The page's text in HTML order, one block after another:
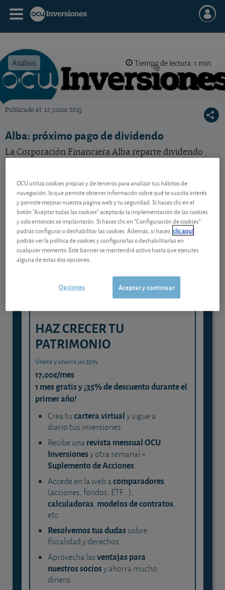
Análisis Tiempo de lectura: 1 min.
Publicado el 12 junio 2015
Alba: próximo pago de dividendo
La Corporación Financiera Alba reparte dividendo
Contenido reservado a SOCIOS
Gestiona tu dinero con visión
experta
y consigue que cada euro trabaje
HAZ CRECER TU
PATRIMONIO
Únete y ahorra un 35%
17,00€/mes
1 mes gratis y ¡35% de descuento durante el
primer año!
Crea tucartera virtualy sigue a
diario tus inversiones.
Recibe unarevista mensual OCU
Inversionesy otra semanal +
Suplemento de Acciones.
Accede en la web acomparadores
(acciones, fondos, ETF...),
calculadoras, modelos de contratos,
etc.
Resolvemos tus dudassobre
fiscalidad y derechos.
Aprovecha lasventajas para
nuestros sociosy ahorra mucho
dinero.
OCU utiliza cookies propias y de terceros para analizar tus hábitos de
navegación, lo que permite obtener información sobre qué te suscita interés
y permite mejorar nuestra página web y tu seguridad. Si haces clic en el
botón "Aceptar todas las cookies" aceptarás la implementación de las cookies
y solo entonces se implantarán. Si haces clic en "Configuración de cookies"
podrás configurar o deshabilitar las cookies. Además, si haces clic aquí
podrás ver la política de cookies y configurarlas o deshabilitarlas en
cualquier momento. Este banner se mantendrá activo hasta que ejecutes
alguna de estas dos opciones.
Aceptar y continuar
Opciones